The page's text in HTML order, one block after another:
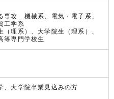
専攻 機械系、電気・電子系、
工学系
理系）、大学院生（理系）、
等専門学校生
、大学院卒業見込みの方